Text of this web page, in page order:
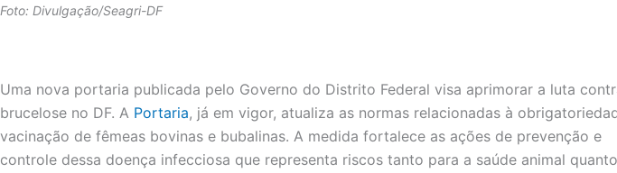
Foto: Divulgação/Seagri-DF
Uma nova portaria publicada pelo Governo do Distrito Federal visa aprimorar a luta
brucelose no DF. A Portaria, já em vigor, atualiza as normas relacionadas à
vacinação de fêmeas bovinas e bubalinas. A medida fortalece as ações de prevenção e
controle dessa doença infecciosa que representa riscos tanto para a saúde animal